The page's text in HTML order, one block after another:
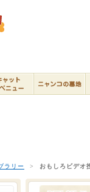
ラリー > おもしろビデオ